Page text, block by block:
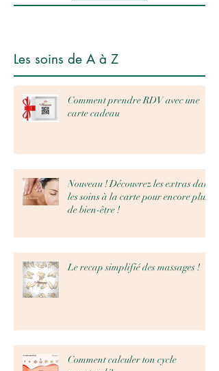
Les soins de A à Z
Comment prendre RDV avec une
carte cadeau
Nouveau ! Découvrez les extras dans
les soins à la carte pour encore plus
de bien-être !
Le recap simplifié des massages !
Comment calculer ton cycle